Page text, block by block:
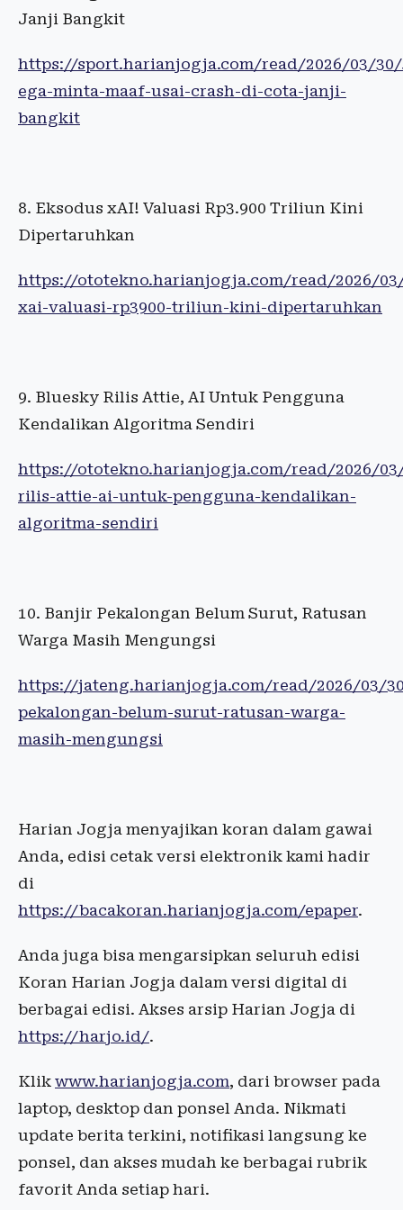
Janji Bangkit
https://sport.harianjogja.com/read/2026/03/30/
ega-minta-maaf-usai-crash-di-cota-janji-
bangkit
Eksodus xAI! Valuasi Rp3.900 Triliun Kini
Dipertaruhkan
https://ototekno.harianjogja.com/read/2026/
xai-valuasi-rp3900-triliun-kini-dipertaruhkan
Bluesky Rilis Attie, AI Untuk Pengguna
Kendalikan Algoritma Sendiri
https://ototekno.harianjogja.com/read/2026/
rilis-attie-ai-untuk-pengguna-kendalikan-
algoritma-sendiri
Banjir Pekalongan Belum Surut, Ratusan
Warga Masih Mengungsi
https://jateng.harianjogja.com/read/2026/03/
pekalongan-belum-surut-ratusan-warga-
masih-mengungsi
Harian Jogja menyajikan koran dalam gawai
Anda, edisi cetak versi elektronik kami hadir
di
https://bacakoran.harianjogja.com/epaper.
Anda juga bisa mengarsipkan seluruh edisi
Koran Harian Jogja dalam versi digital di
berbagai edisi. Akses arsip Harian Jogja di
https://harjo.id/.
Klik www.harianjogja.com, dari browser pada
laptop, desktop dan ponsel Anda. Nikmati
update berita terkini, notifikasi langsung ke
ponsel, dan akses mudah ke berbagai rubrik
favorit Anda setiap hari.